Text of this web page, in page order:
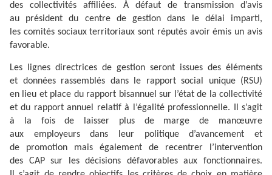
des collectivités affiliées. À défaut de transmission d’avis
au président du centre de gestion dans le délai imparti,
les comités sociaux territoriaux sont réputés avoir émis un avis
favorable.
Les lignes directrices de gestion seront issues des éléments
et données rassemblés dans le rapport social unique (RSU)
en lieu et place du rapport bisannuel sur l’état de la collectivité
et du rapport annuel relatif à l’égalité professionnelle. Il s’agit
à la fois de laisser plus de marge de manœuvre
aux employeurs dans leur politique d’avancement et
de promotion mais également de recentrer l’intervention
des CAP sur les décisions défavorables aux fonctionnaires.